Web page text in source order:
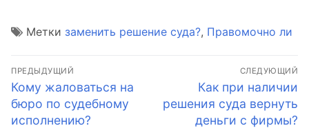
Метки заменить решение суда?, Правомочно ли
Навигация
по
записям
ПРЕДЫДУЩИЙ
Предыдущая
запись:
Кому жаловаться на
бюро по судебному
исполнению?
СЛЕДУЮЩИЙ
Следующая
запись:
Как при наличии
решения суда вернуть
деньги с фирмы?